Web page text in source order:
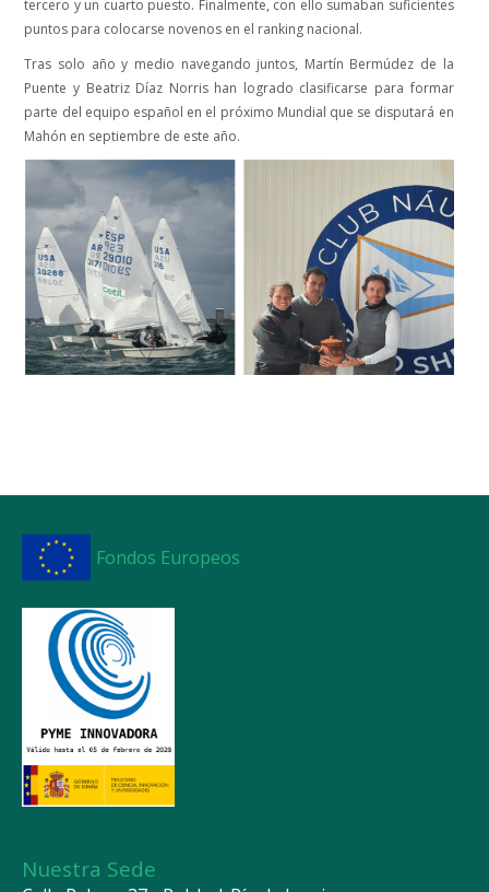
tercero y un cuarto puesto. Finalmente, con ello sumaban suficientes
puntos para colocarse novenos en el ranking nacional.
Tras solo año y medio navegando juntos, Martín Bermúdez de la
Puente y Beatriz Díaz Norris han logrado clasificarse para formar
parte del equipo español en el próximo Mundial que se disputará en
Mahón en septiembre de este año.
Fondos Europeos
Nuestra Sede